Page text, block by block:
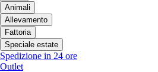
Animali
Allevamento
Fattoria
Speciale estate
Spedizione in 24 ore
Outlet